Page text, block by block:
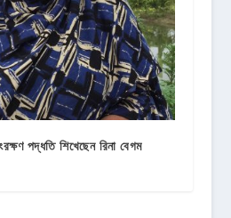
পদ্ধতি শিখেছেন রিনা বেগম